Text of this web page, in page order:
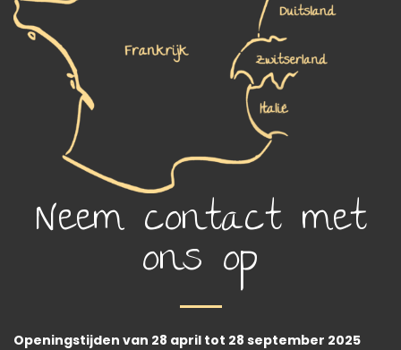
Neem contact met
ons op
Openingstijden van 28 april tot 28 september 2025